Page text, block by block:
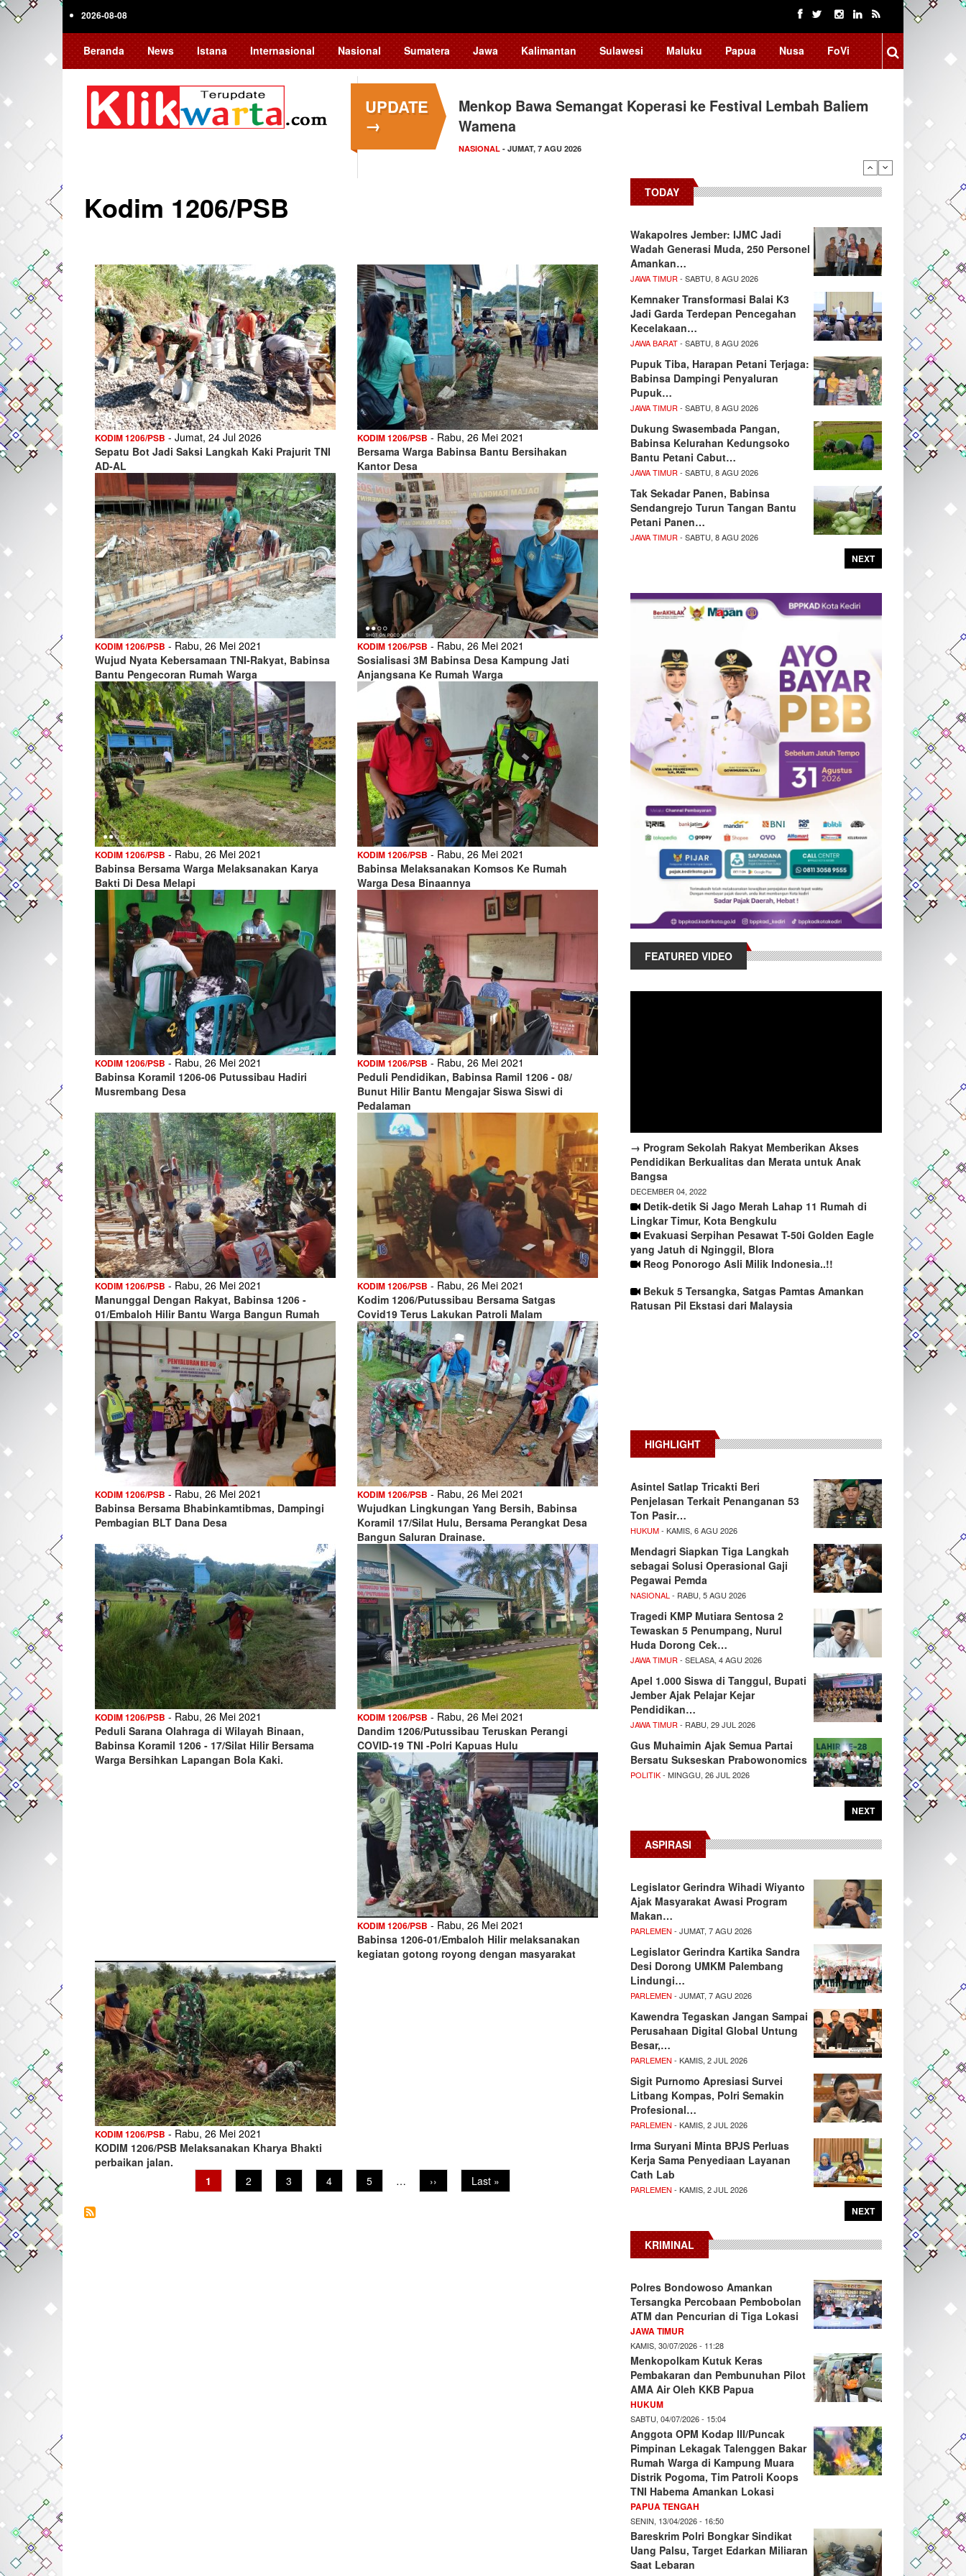
Skip
2026-08-08
Beranda News Istana Internasional Nasional Sumatera Jawa Kalimantan Sulawesi Maluku Papua Nusa FoVi
UPDATE
→
Menkop Bawa Semangat Koperasi ke Festival Lembah Baliem
Wamena
NASIONAL - JUMAT, 7 AGU 2026
Kodim 1206/PSB
KODIM 1206/PSB - Jumat, 24 Jul 2026
Sepatu Bot Jadi Saksi Langkah Kaki Prajurit TNI
AD-AL
KODIM 1206/PSB - Rabu, 26 Mei 2021
Bersama Warga Babinsa Bantu Bersihakan
Kantor Desa
KODIM 1206/PSB - Rabu, 26 Mei 2021
Wujud Nyata Kebersamaan TNI-Rakyat, Babinsa
Bantu Pengecoran Rumah Warga
KODIM 1206/PSB - Rabu, 26 Mei 2021
Sosialisasi 3M Babinsa Desa Kampung Jati
Anjangsana Ke Rumah Warga
KODIM 1206/PSB - Rabu, 26 Mei 2021
Babinsa Bersama Warga Melaksanakan Karya
Bakti Di Desa Melapi
KODIM 1206/PSB - Rabu, 26 Mei 2021
Babinsa Melaksanakan Komsos Ke Rumah
Warga Desa Binaannya
KODIM 1206/PSB - Rabu, 26 Mei 2021
Babinsa Koramil 1206-06 Putussibau Hadiri
Musrembang Desa
KODIM 1206/PSB - Rabu, 26 Mei 2021
Peduli Pendidikan, Babinsa Ramil 1206 - 08/
Bunut Hilir Bantu Mengajar Siswa Siswi di
Pedalaman
KODIM 1206/PSB - Rabu, 26 Mei 2021
Manunggal Dengan Rakyat, Babinsa 1206 -
01/Embaloh Hilir Bantu Warga Bangun Rumah
KODIM 1206/PSB - Rabu, 26 Mei 2021
Kodim 1206/Putussibau Bersama Satgas
Covid19 Terus Lakukan Patroli Malam
KODIM 1206/PSB - Rabu, 26 Mei 2021
Babinsa Bersama Bhabinkamtibmas, Dampingi
Pembagian BLT Dana Desa
KODIM 1206/PSB - Rabu, 26 Mei 2021
Wujudkan Lingkungan Yang Bersih, Babinsa
Koramil 17/Silat Hulu, Bersama Perangkat Desa
Bangun Saluran Drainase.
KODIM 1206/PSB - Rabu, 26 Mei 2021
Peduli Sarana Olahraga di Wilayah Binaan,
Babinsa Koramil 1206 - 17/Silat Hilir Bersama
Warga Bersihkan Lapangan Bola Kaki.
KODIM 1206/PSB - Rabu, 26 Mei 2021
Dandim 1206/Putussibau Teruskan Perangi
COVID-19 TNI -Polri Kapuas Hulu
KODIM 1206/PSB - Rabu, 26 Mei 2021
Babinsa 1206-01/Embaloh Hilir melaksanakan
kegiatan gotong royong dengan masyarakat
KODIM 1206/PSB - Rabu, 26 Mei 2021
KODIM 1206/PSB Melaksanakan Kharya Bhakti
perbaikan jalan.
Pagination
Current
page
1 Page
2 Page
3 Page
4 Page
5 …
Next
page
››
Last
page
Last »
TODAY
Wakapolres Jember: IJMC Jadi
Wadah Generasi Muda, 250 Personel
Amankan…
JAWA TIMUR - SABTU, 8 AGU 2026
Kemnaker Transformasi Balai K3
Jadi Garda Terdepan Pencegahan
Kecelakaan…
JAWA BARAT- SABTU, 8 AGU 2026
Pupuk Tiba, Harapan Petani Terjaga:
Babinsa Dampingi Penyaluran
Pupuk…
JAWA TIMUR - SABTU, 8 AGU 2026
Dukung Swasembada Pangan,
Babinsa Kelurahan Kedungsoko
Bantu Petani Cabut…
JAWA TIMUR - SABTU, 8 AGU 2026
Tak Sekadar Panen, Babinsa
Sendangrejo Turun Tangan Bantu
Petani Panen…
JAWA TIMUR - SABTU, 8 AGU 2026
NEXT
FEATURED VIDEO
→ Program Sekolah Rakyat Memberikan Akses
Pendidikan Berkualitas dan Merata untuk Anak
Bangsa
DECEMBER 04, 2022
Detik-detik Si Jago Merah Lahap 11 Rumah di
Lingkar Timur, Kota Bengkulu
Evakuasi Serpihan Pesawat T-50i Golden Eagle
yang Jatuh di Nginggil, Blora
Reog Ponorogo Asli Milik Indonesia..!!
Bekuk 5 Tersangka, Satgas Pamtas Amankan
Ratusan Pil Ekstasi dari Malaysia
HIGHLIGHT
Asintel Satlap Tricakti Beri
Penjelasan Terkait Penanganan 53
Ton Pasir…
HUKUM- KAMIS, 6 AGU 2026
Mendagri Siapkan Tiga Langkah
sebagai Solusi Operasional Gaji
Pegawai Pemda
NASIONAL - RABU, 5 AGU 2026
Tragedi KMP Mutiara Sentosa 2
Tewaskan 5 Penumpang, Nurul
Huda Dorong Cek…
JAWA TIMUR - SELASA, 4 AGU 2026
Apel 1.000 Siswa di Tanggul, Bupati
Jember Ajak Pelajar Kejar
Pendidikan…
JAWA TIMUR - RABU, 29 JUL 2026
Gus Muhaimin Ajak Semua Partai
Bersatu Sukseskan Prabowonomics
POLITIK- MINGGU, 26 JUL 2026
NEXT
ASPIRASI
Legislator Gerindra Wihadi Wiyanto
Ajak Masyarakat Awasi Program
Makan…
PARLEMEN - JUMAT, 7 AGU 2026
Legislator Gerindra Kartika Sandra
Desi Dorong UMKM Palembang
Lindungi…
PARLEMEN - JUMAT, 7 AGU 2026
Kawendra Tegaskan Jangan Sampai
Perusahaan Digital Global Untung
Besar,…
PARLEMEN - KAMIS, 2 JUL 2026
Sigit Purnomo Apresiasi Survei
Litbang Kompas, Polri Semakin
Profesional…
PARLEMEN - KAMIS, 2 JUL 2026
Irma Suryani Minta BPJS Perluas
Kerja Sama Penyediaan Layanan
Cath Lab
PARLEMEN - KAMIS, 2 JUL 2026
NEXT
KRIMINAL
Polres Bondowoso Amankan
Tersangka Percobaan Pembobolan
ATM dan Pencurian di Tiga Lokasi
JAWA TIMUR
KAMIS, 30/07/2026 - 11:28
Menkopolkam Kutuk Keras
Pembakaran dan Pembunuhan Pilot
AMA Air Oleh KKB Papua
HUKUM
SABTU, 04/07/2026 - 15:04
Anggota OPM Kodap III/Puncak
Pimpinan Lekagak Talenggen Bakar
Rumah Warga di Kampung Muara
Distrik Pogoma, Tim Patroli Koops
TNI Habema Amankan Lokasi
PAPUA TENGAH
SENIN, 13/04/2026 - 16:50
Bareskrim Polri Bongkar Sindikat
Uang Palsu, Target Edarkan Miliaran
Saat Lebaran